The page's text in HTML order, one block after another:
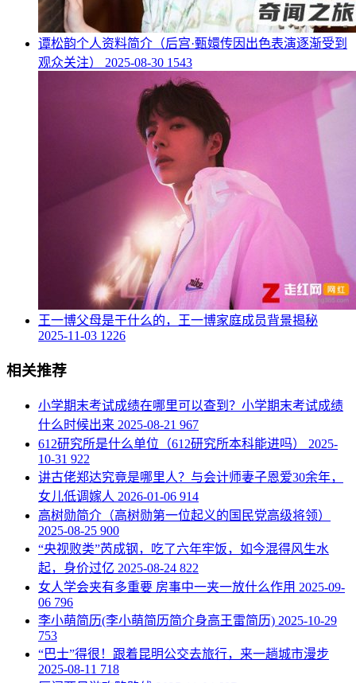
​谭松韵个人资料简介（后宫·甄嬛传因出色表演逐渐受到
观众关注）
2025-08-30 1543
​王一博父母是干什么的，王一博家庭成员背景揭秘
2025-11-03 1226
相关推荐
​小学期末考试成绩在哪里可以查到？小学期末考试成绩
什么时候出来 2025-08-21 967
​612研究所是什么单位（612研究所本科能进吗）
2025-
10-31 922
​讲古佬郑达究竟是哪里人？与会计师妻子恩爱30余年，
女儿低调嫁人 2026-01-06 914
​高树勋简介（高树勋第一位起义的国民党高级将领）
2025-08-25 900
​“央视败类”芮成钢，吃了六年牢饭，如今混得风生水
起，身价过亿 2025-08-24 822
​女人学会夹有多重要 房事中一夹一放什么作用 2025-09-
06 796
​李小萌简历(李小萌简历简介身高王雷简历) 2025-10-29
753
“巴士”得很！跟着昆明公交去旅行，来一趟城市漫步
2025-08-11 718